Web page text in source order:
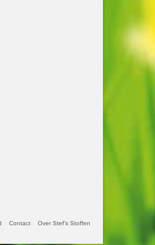
Contact Over Stef’s Stoffen